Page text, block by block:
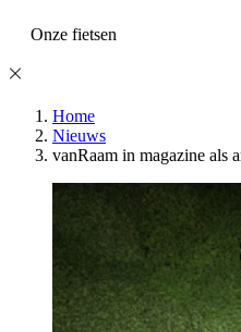
Onze fietsen
Home
Nieuws
vanRaam in magazine als